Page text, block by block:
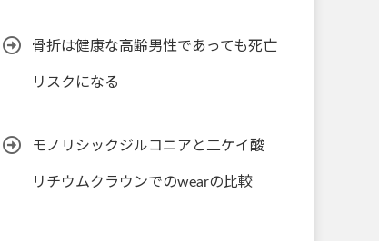
骨折は健康な高齢男性であっても死亡
リスクになる
モノリシックジルコニアと二ケイ酸
リチウムクラウンでのwearの比較